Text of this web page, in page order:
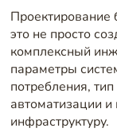
это не просто
комплексный
параметры
потребления,
автоматизации
инфраструктуру.